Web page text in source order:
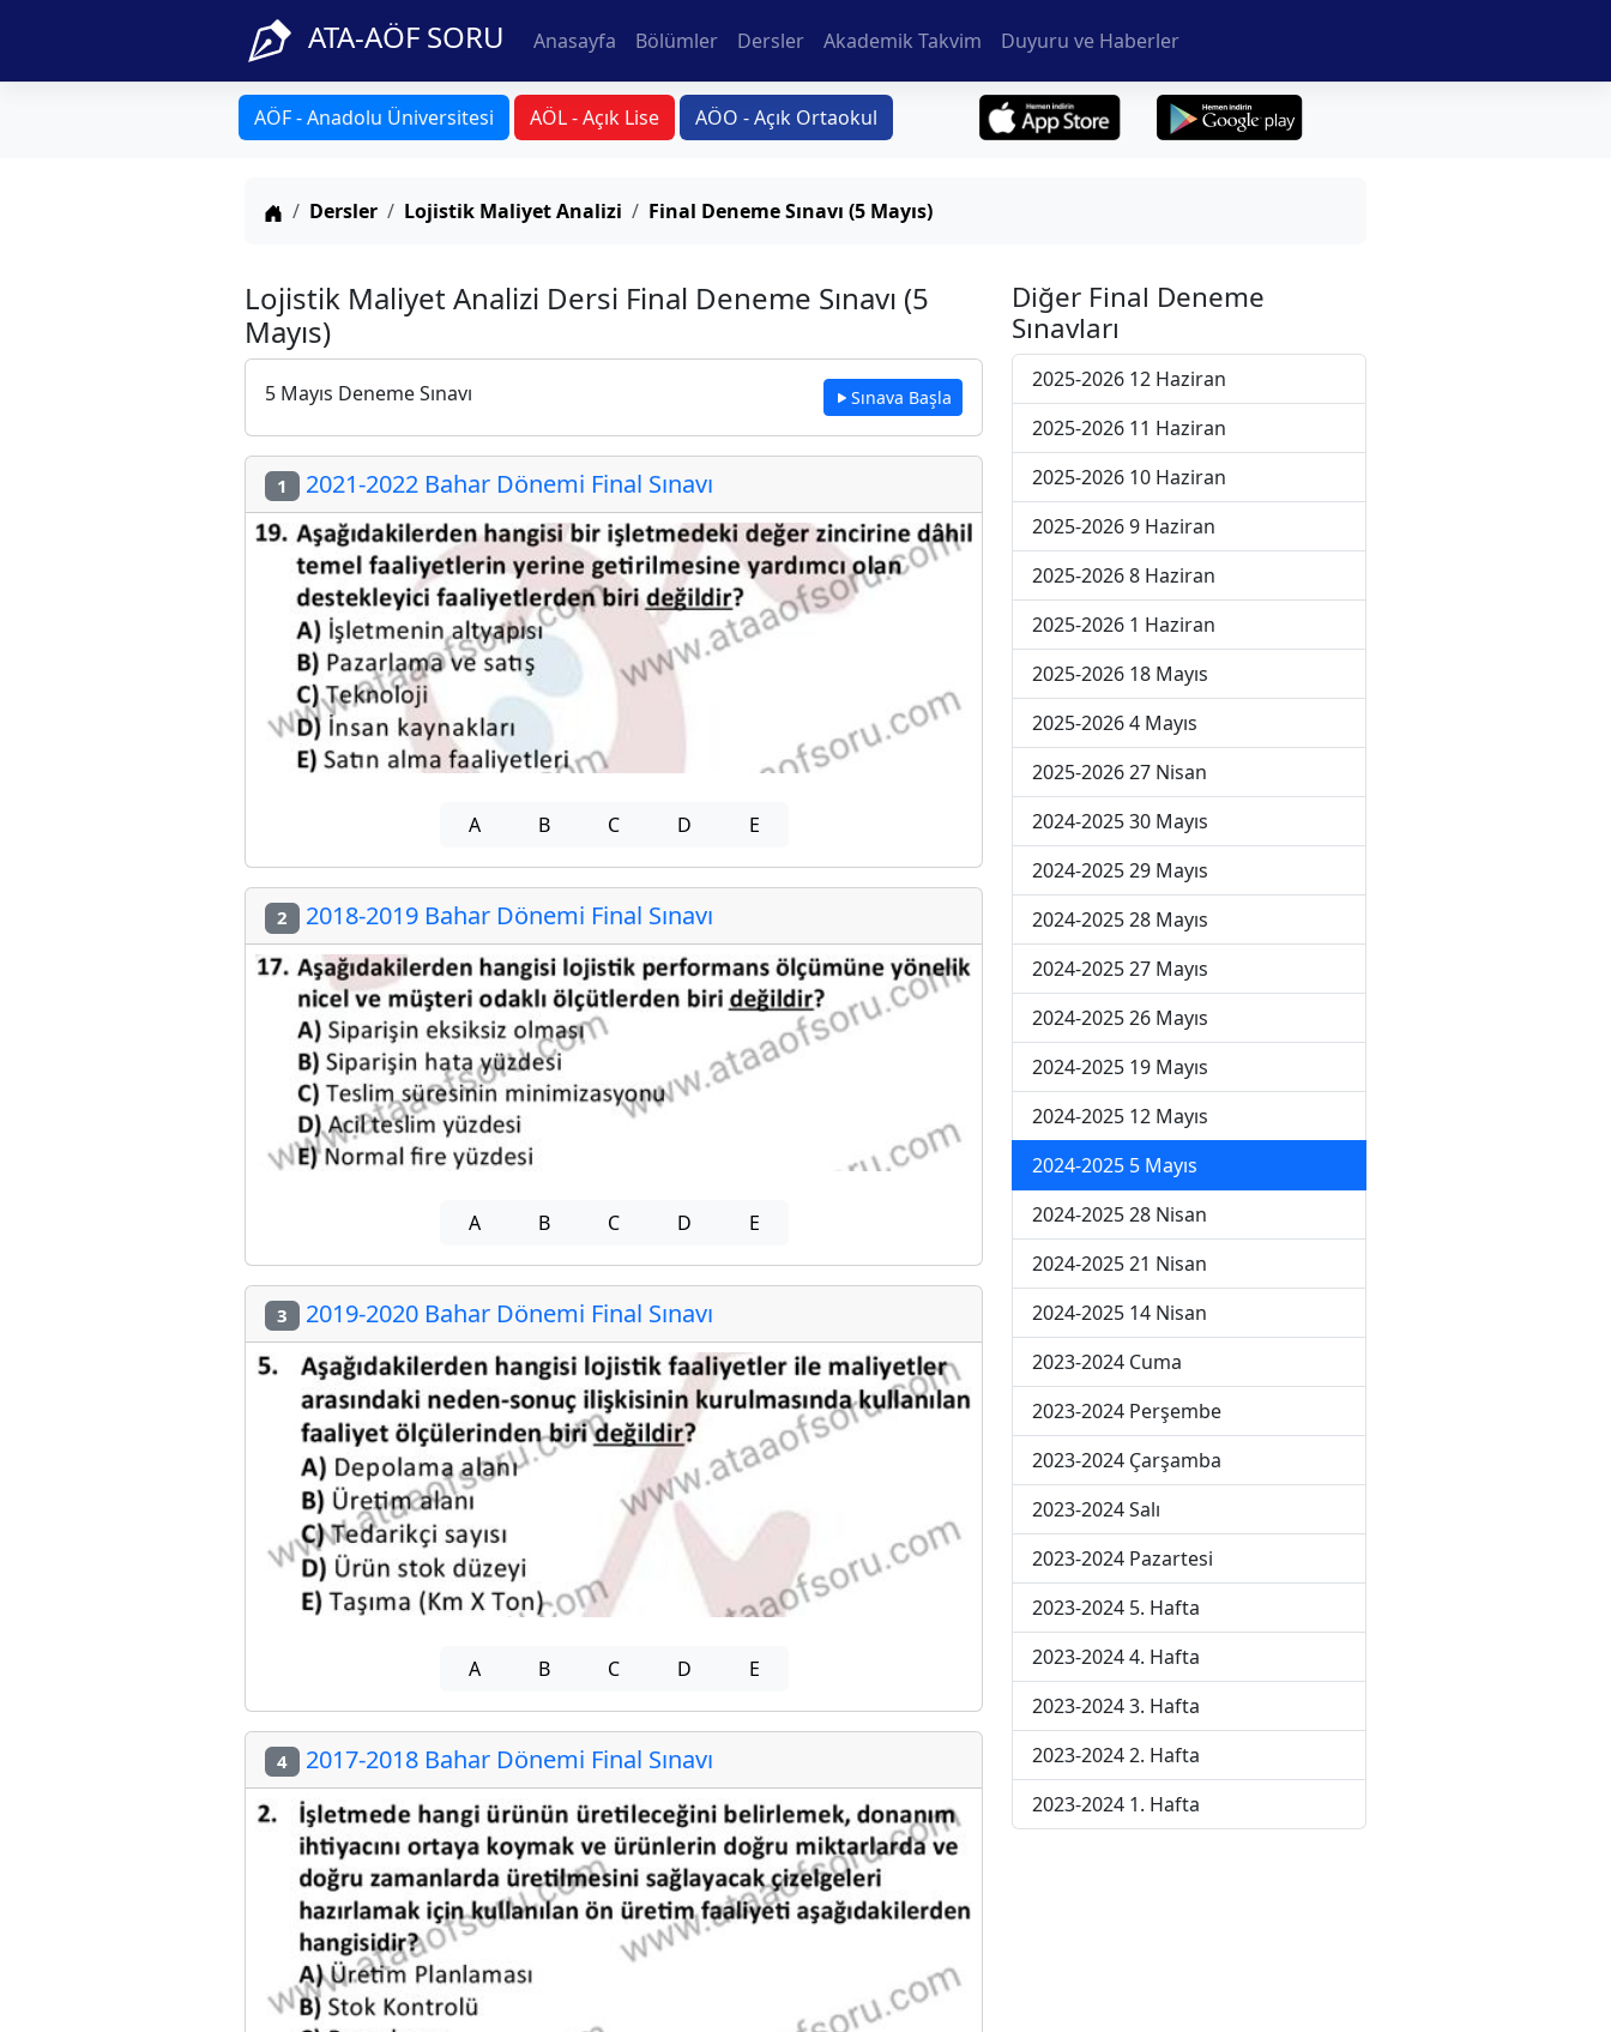
ATA-AÖF SORU Anasayfa Bölümler Dersler Akademik Takvim Duyuru ve Haberler
AÖF - Anadolu Üniversitesi AÖL - Açık Lise AÖO - Açık Ortaokul
Anasayfa
Dersler Lojistik Maliyet Analizi Final Deneme Sınavı (5 Mayıs)
Lojistik Maliyet Analizi Dersi Final Deneme Sınavı (5
Mayıs)
5 Mayıs Deneme Sınavı Sınava Başla
1 2021-2022 Bahar Dönemi Final Sınavı
A B C D E
2 2018-2019 Bahar Dönemi Final Sınavı
A B C D E
3 2019-2020 Bahar Dönemi Final Sınavı
A B C D E
4 2017-2018 Bahar Dönemi Final Sınavı
Diğer Final Deneme
Sınavları
2025-2026 12 Haziran
2025-2026 11 Haziran
2025-2026 10 Haziran
2025-2026 9 Haziran
2025-2026 8 Haziran
2025-2026 1 Haziran
2025-2026 18 Mayıs
2025-2026 4 Mayıs
2025-2026 27 Nisan
2024-2025 30 Mayıs
2024-2025 29 Mayıs
2024-2025 28 Mayıs
2024-2025 27 Mayıs
2024-2025 26 Mayıs
2024-2025 19 Mayıs
2024-2025 12 Mayıs
2024-2025 5 Mayıs
2024-2025 28 Nisan
2024-2025 21 Nisan
2024-2025 14 Nisan
2023-2024 Cuma
2023-2024 Perşembe
2023-2024 Çarşamba
2023-2024 Salı
2023-2024 Pazartesi
2023-2024 5. Hafta
2023-2024 4. Hafta
2023-2024 3. Hafta
2023-2024 2. Hafta
2023-2024 1. Hafta